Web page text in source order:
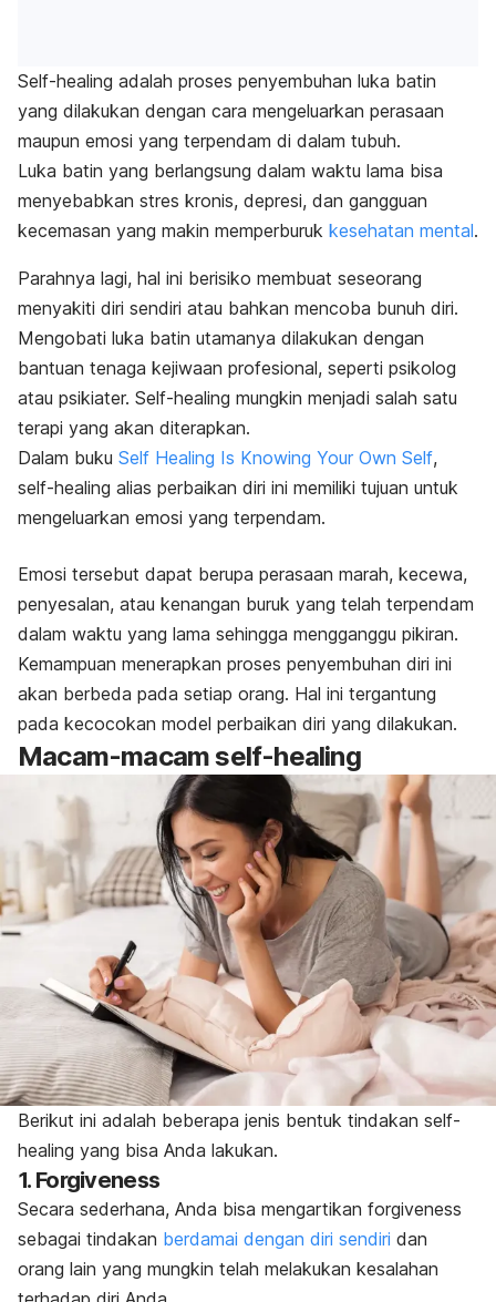
Self-healing adalah proses penyembuhan luka batin
yang dilakukan dengan cara mengeluarkan perasaan
maupun emosi yang terpendam di dalam tubuh.
Luka batin yang berlangsung dalam waktu lama bisa
menyebabkan stres kronis, depresi, dan gangguan
kecemasan yang makin memperburuk kesehatan mental.
Parahnya lagi, hal ini berisiko membuat seseorang
menyakiti diri sendiri atau bahkan mencoba bunuh diri.
Mengobati luka batin utamanya dilakukan dengan
bantuan tenaga kejiwaan profesional, seperti psikolog
atau psikiater. Self-healing mungkin menjadi salah satu
terapi yang akan diterapkan.
Dalam buku Self Healing Is Knowing Your Own Self,
self-healing alias perbaikan diri ini memiliki tujuan untuk
mengeluarkan emosi yang terpendam.
Emosi tersebut dapat berupa perasaan marah, kecewa,
penyesalan, atau kenangan buruk yang telah terpendam
dalam waktu yang lama sehingga mengganggu pikiran.
Kemampuan menerapkan proses penyembuhan diri ini
akan berbeda pada setiap orang. Hal ini tergantung
pada kecocokan model perbaikan diri yang dilakukan.
Macam-macamself-healing
Berikut ini adalah beberapa jenis bentuk tindakan self-
healing yang bisa Anda lakukan.
1. Forgiveness
Secara sederhana, Anda bisa mengartikan forgiveness
sebagai tindakan berdamai dengan diri sendiri dan
orang lain yang mungkin telah melakukan kesalahan